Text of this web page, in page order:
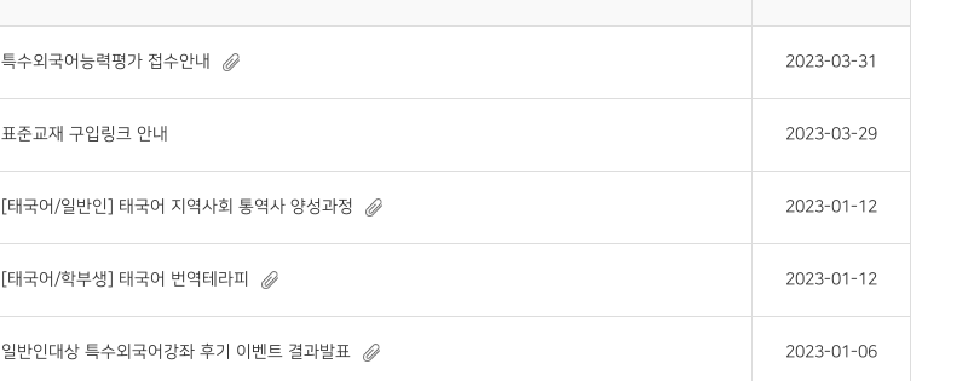
특수외국어능력평가 접수안내 2023-03-31
표준교재 구입링크 안내 2023-03-29
[태국어/일반인] 태국어 지역사회 통역사 양성과정 2023-01-12
[태국어/학부생] 태국어 번역테라피 2023-01-12
일반인대상 특수외국어강좌 후기 이벤트 결과발표 2023-01-06